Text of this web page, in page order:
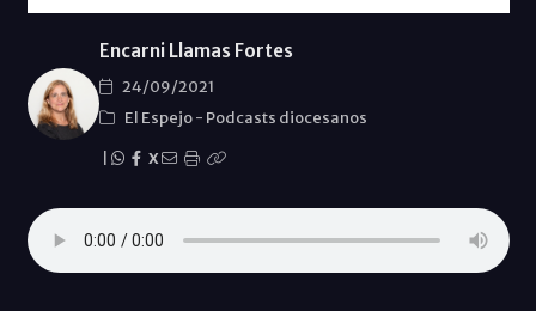
Encarni Llamas Fortes
24/09/2021
El Espejo- Podcasts diocesanos
X